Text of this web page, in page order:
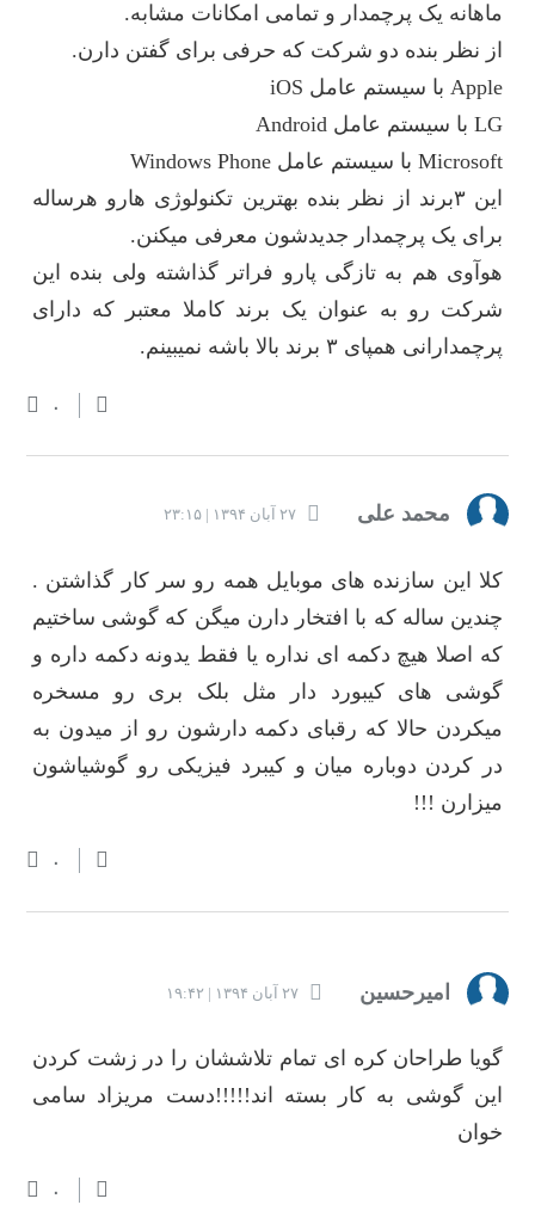
ماهانه یک پرچمدار و تمامی امکانات مشابه.
از نظر بنده دو شرکت که حرفی برای گفتن دارن.
Apple با سیستم عامل iOS
LG با سیستم عامل Android
Microsoft با سیستم عامل Windows Phone
این ۳برند از نظر بنده بهترین تکنولوژی هارو هرساله
برای یک پرچمدار جدیدشون معرفی میکنن.
هوآوی هم به تازگی پارو فراتر گذاشته ولی بنده این
شرکت رو به عنوان یک برند کاملا معتبر که دارای
پرچمدارانی همپای ۳ برند بالا باشه نمیبینم.
۰
محمد علی ۲۷ آبان ۱۳۹۴ | ۲۳:۱۵
کلا این سازنده های موبایل همه رو سر کار گذاشتن .
چندین ساله که با افتخار دارن میگن که گوشی ساختیم
که اصلا هیچ دکمه ای نداره یا فقط یدونه دکمه داره و
گوشی های کیبورد دار مثل بلک بری رو مسخره
میکردن حالا که رقبای دکمه دارشون رو از میدون به
در کردن دوباره میان و کیبرد فیزیکی رو گوشیاشون
میزارن !!!
۰
امیرحسین ۲۷ آبان ۱۳۹۴ | ۱۹:۴۲
گویا طراحان کره ای تمام تلاششان را در زشت کردن
این گوشی به کار بسته اند!!!!!دست مریزاد سامی
خوان
۰